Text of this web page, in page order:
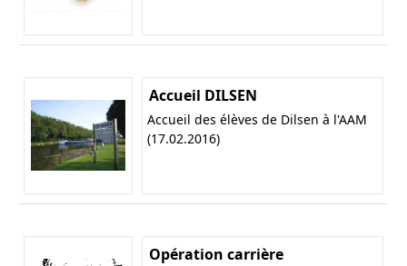
Accueil DILSEN
Accueil des élèves de Dilsen à l'AAM
(17.02.2016)
Opération carrière